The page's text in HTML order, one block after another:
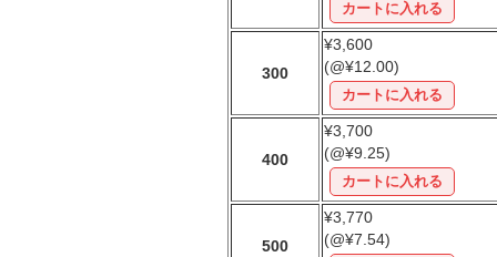
300
¥3,600
(@¥12.00)
400
¥3,700
(@¥9.25)
500
¥3,770
(@¥7.54)